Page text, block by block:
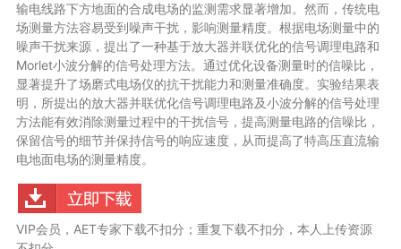
输电线路下方地面的合成电场的监测需求显著增加。然而，传统电
场测量方法容易受到噪声干扰，影响测量精度。根据电场测量中的
噪声干扰来源，提出了一种基于放大器并联优化的信号调理电路和
Morlet小波分解的信号处理方法。通过优化设备测量时的信噪比，
显著提升了场磨式电场仪的抗干扰能力和测量准确度。实验结果表
明，所提出的放大器并联优化信号调理电路及小波分解的信号处理
方法能有效消除测量过程中的干扰信号，提高测量电路的信噪比，
保留信号的细节并保持信号的响应速度，从而提高了特高压直流输
电地面电场的测量精度。
VIP会员，AET专家下载不扣分；重复下载不扣分，本人上传资源